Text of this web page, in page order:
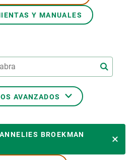
Y MANUALES
AVANZADOS
BROEKMAN